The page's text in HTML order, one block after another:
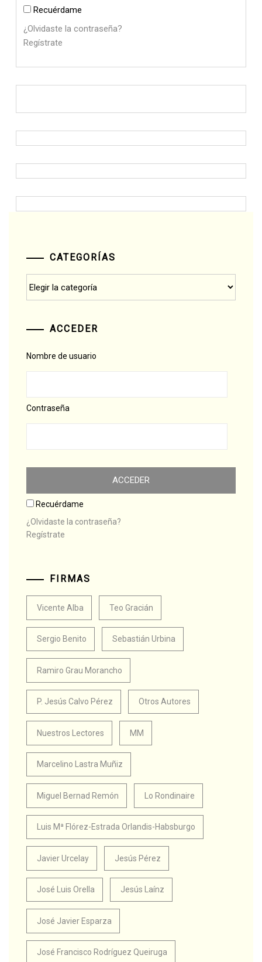
Recuérdame
¿Olvidaste la contraseña?
Regístrate
CATEGORÍAS
ACCEDER
Nombre de usuario
Contraseña
Recuérdame
¿Olvidaste la contraseña?
Regístrate
FIRMAS
Vicente Alba Teo Gracián
Sergio Benito Sebastián Urbina
Ramiro Grau Morancho
P. Jesús Calvo Pérez Otros Autores
Nuestros Lectores MM
Marcelino Lastra Muñiz
Miguel Bernad Remón Lo Rondinaire
Luis Mª Flórez-Estrada Orlandis-Habsburgo
Javier Urcelay Jesús Pérez
José Luis Orella Jesús Laínz
José Javier Esparza
José Francisco Rodríguez Queiruga